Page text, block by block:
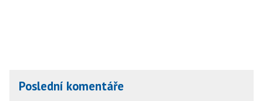
Poslední komentáře